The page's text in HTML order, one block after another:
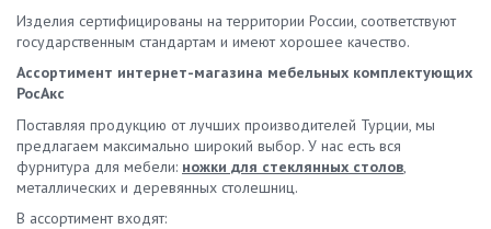
Изделия сертифицированы на территории России, соответствуют
государственным стандартам и имеют хорошее качество.
Ассортимент интернет-магазина мебельных комплектующих
РосАкс
Поставляя продукцию от лучших производителей Турции, мы
предлагаем максимально широкий выбор. У нас есть вся
фурнитура для мебели: ножки для стеклянных столов
металлических и деревянных столешниц.
В ассортимент входят: